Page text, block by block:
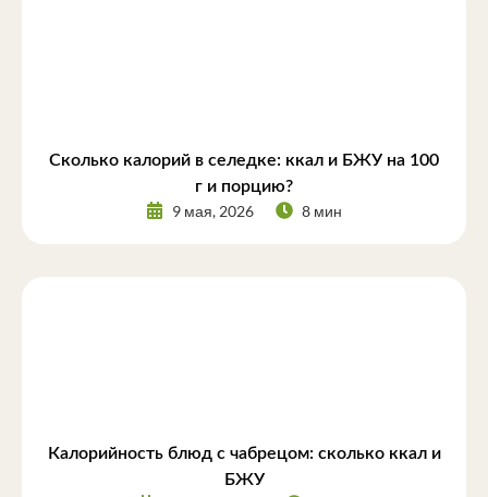
Сколько калорий в селедке: ккал и БЖУ на 100
г и порцию?
9 мая, 2026 8 мин
Калорийность блюд с чабрецом: сколько ккал и
БЖУ